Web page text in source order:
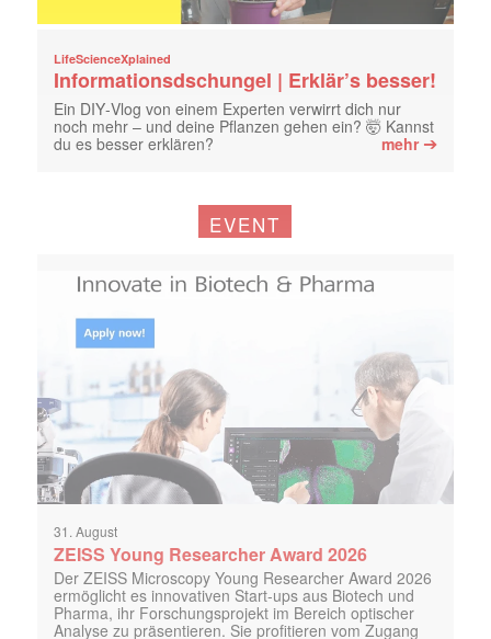
LifeScienceXplained
Informationsdschungel | Erklär’s besser!
Ein DIY‑Vlog von einem Experten verwirrt dich nur
noch mehr – und deine Pflanzen gehen ein? 🤯 Kannst
du es besser erklären?
mehr➔
EVENT
31. August
ZEISS Young Researcher Award 2026
Der ZEISS Microscopy Young Researcher Award 2026
ermöglicht es innovativen Start-ups aus Biotech und
Pharma, ihr Forschungsprojekt im Bereich optischer
Analyse zu präsentieren. Sie profitieren vom Zugang